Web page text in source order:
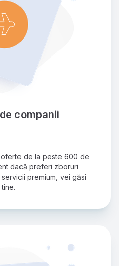
companii
de la peste 600 de
dacă preferi zboruri
premium, vei găsi